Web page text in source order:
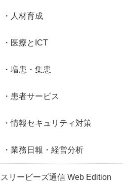
人材育成
医療とICT
増患・集患
患者サービス
情報セキュリティ対策
業務日報・経営分析
スリービーズ通信 Web Edition